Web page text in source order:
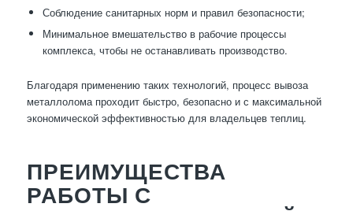
Соблюдение санитарных норм и правил безопасности;
Минимальное вмешательство в рабочие процессы
комплекса, чтобы не останавливать производство.
Благодаря применению таких технологий, процесс вывоза
металлолома проходит быстро, безопасно и с максимальной
экономической эффективностью для владельцев теплиц.
ПРЕИМУЩЕСТВА
РАБОТЫ С